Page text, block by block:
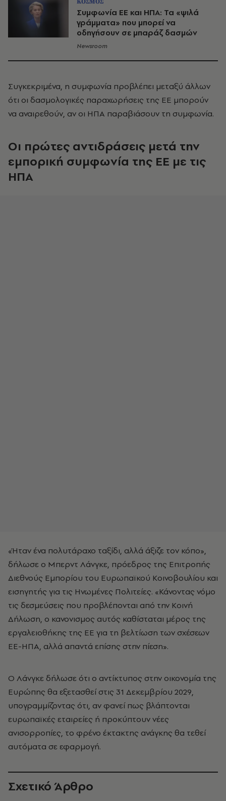
Συμφωνία ΕΕ και ΗΠΑ: Τα «ψιλά
γράμματα» που μπορεί να
οδηγήσουν σε μπαράζ δασμών
Newsroom
Συγκεκριμένα, η συμφωνία προβλέπει μεταξύ άλλων
ότι οι δασμολογικές παραχωρήσεις της ΕΕ μπορούν
να αναιρεθούν, αν οι ΗΠΑ παραβιάσουν τη συμφωνία.
Οι πρώτες αντιδράσεις μετά την
εμπορική συμφωνία της ΕΕ με τις
ΗΠΑ
«Ήταν ένα πολυτάραχο ταξίδι, αλλά άξιζε τον κόπο»,
δήλωσε ο Μπερντ Λάνγκε, πρόεδρος της Επιτροπής
Διεθνούς Εμπορίου του Ευρωπαϊκού Κοινοβουλίου και
εισηγητής για τις Ηνωμένες Πολιτείες. «Κάνοντας νόμο
τις δεσμεύσεις που προβλέπονται από την Κοινή
Δήλωση, ο κανονισμος αυτός καθίσταται μέρος της
εργαλειοθήκης της ΕΕ για τη βελτίωση των σχέσεων
ΕΕ-ΗΠΑ, αλλά απαντά επίσης στην πίεση».
Ο Λάνγκε δήλωσε ότι ο αντίκτυπος στην οικονομία της
Ευρώπης θα εξετασθεί στις 31 Δεκεμβρίου 2029,
υπογραμμίζοντας ότι, αν φανεί πως βλάπτονται
ευρωπαϊκές εταιρείες ή προκύπτουν νέες
ανισορροπίες, το φρένο έκτακτης ανάγκης θα τεθεί
αυτόματα σε εφαρμογή.
Σχετικό Άρθρο